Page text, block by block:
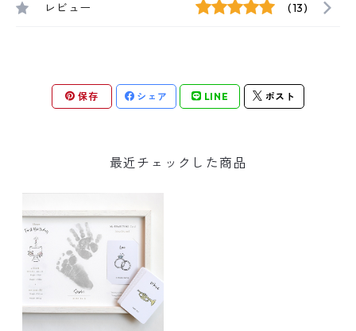
レビュー (13)
保存 シェア LINE ポスト
最近チェックした商品